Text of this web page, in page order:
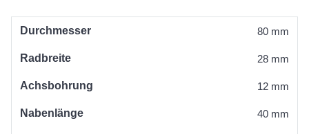
Durchmesser 80 mm
Radbreite 28 mm
Achsbohrung 12 mm
Nabenlänge 40 mm